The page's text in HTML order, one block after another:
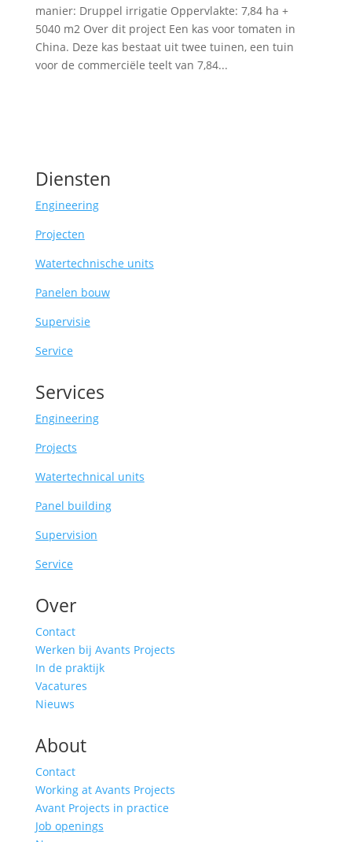
manier: Druppel irrigatie Oppervlakte: 7,84 ha +
5040 m2 Over dit project Een kas voor tomaten in
China. Deze kas bestaat uit twee tuinen, een tuin
voor de commerciële teelt van 7,84...
Diensten
Engineering
Projecten
Watertechnische units
Panelen bouw
Supervisie
Service
Services
Engineering
Projects
Watertechnical units
Panel building
Supervision
Service
Over
Contact
Werken bij Avants Projects
In de praktijk
Vacatures
Nieuws
About
Contact
Working at Avants Projects
Avant Projects in practice
Job openings